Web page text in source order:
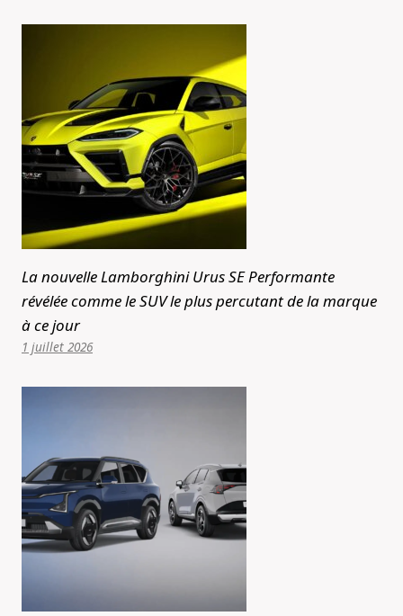
La nouvelle Lamborghini Urus SE Performante
révélée comme le SUV le plus percutant de la marque
à ce jour
1 juillet 2026